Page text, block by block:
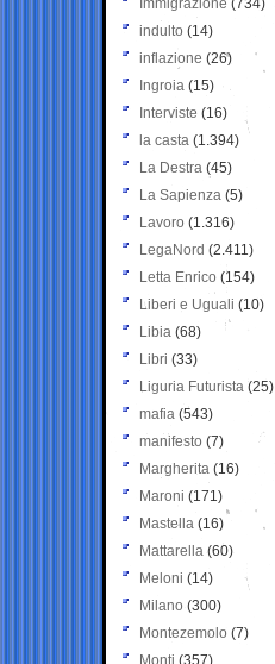
Immigrazione (734)
indulto (14)
inflazione (26)
Ingroia (15)
Interviste (16)
la casta (1.394)
La Destra (45)
La Sapienza (5)
Lavoro (1.316)
LegaNord (2.411)
Letta Enrico (154)
Liberi e Uguali (10)
Libia (68)
Libri (33)
Liguria Futurista (25)
mafia (543)
manifesto (7)
Margherita (16)
Maroni (171)
Mastella (16)
Mattarella (60)
Meloni (14)
Milano (300)
Montezemolo (7)
Monti (357)